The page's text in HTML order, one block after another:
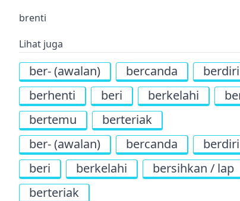
brenti
Lihat juga
ber- (awalan) bercanda berdiri
berhenti
beri berkelahi
bertemu
berteriak
ber- (awalan)
bercanda berdiri
beri
berkelahi bersihkan / lap
berteriak